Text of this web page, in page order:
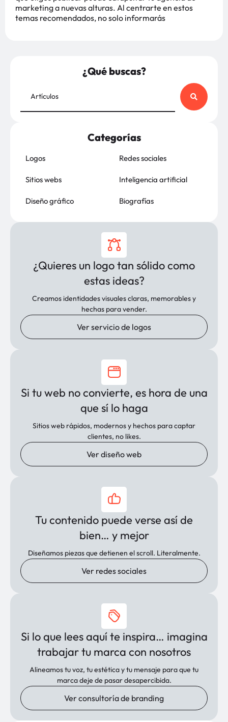
marketing a nuevas alturas. Al centrarte en estos
temas recomendados, no solo informarás
¿Qué buscas?
Categorías
Logos
Sitios webs
Diseño gráfico
Redes sociales
Inteligencia artificial
Biografías
¿Quieres un logo tan sólido como
estas ideas?
Creamos identidades visuales claras, memorables y
hechas para vender.
Ver servicio de logos
Si tu web no convierte, es hora de una
que sí lo haga
Sitios web rápidos, modernos y hechos para captar
clientes, no likes.
Ver diseño web
Tu contenido puede verse así de
bien… y mejor
Diseñamos piezas que detienen el scroll. Literalmente.
Ver redes sociales
Si lo que lees aquí te inspira… imagina
trabajar tu marca con nosotros
Alineamos tu voz, tu estética y tu mensaje para que tu
marca deje de pasar desapercibida.
Ver consultoría de branding